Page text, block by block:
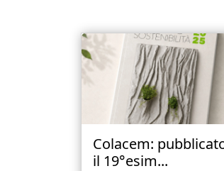
Colacem:
il 19°esim...